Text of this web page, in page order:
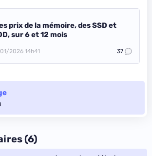
prix de la mémoire, des SSD et
sur 6 et 12 mois
2026 14h41 37
(6)